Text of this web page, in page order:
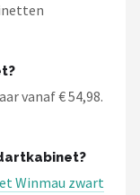
vanaf € 54,98.
Winmau zwart